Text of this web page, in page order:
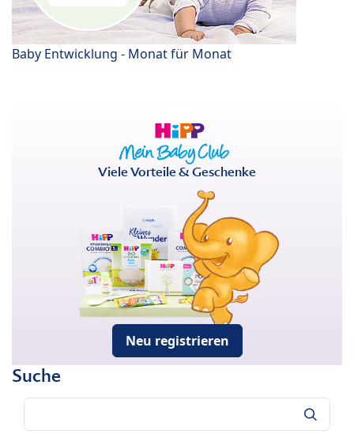
Baby Entwicklung - Monat für Monat
Viele Vorteile & Geschenke
Neu registrieren
Suche